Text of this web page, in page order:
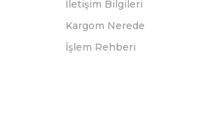
İletişim Bilgileri
Kargom Nerede
İşlem Rehberi